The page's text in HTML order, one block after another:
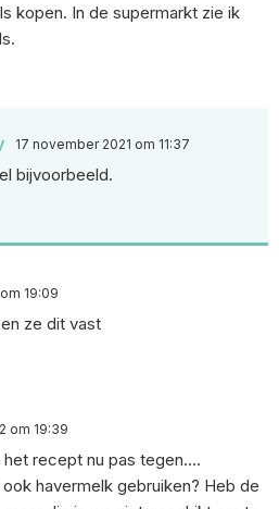
kopen. In de supermarkt zie ik
17 november 2021 om 11:37
bijvoorbeeld.
19:09
ze dit vast
om 19:39
het recept nu pas tegen….
havermelk gebruiken? Heb de